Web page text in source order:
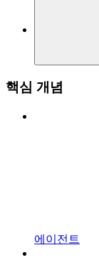
핵심 개념
에이전트